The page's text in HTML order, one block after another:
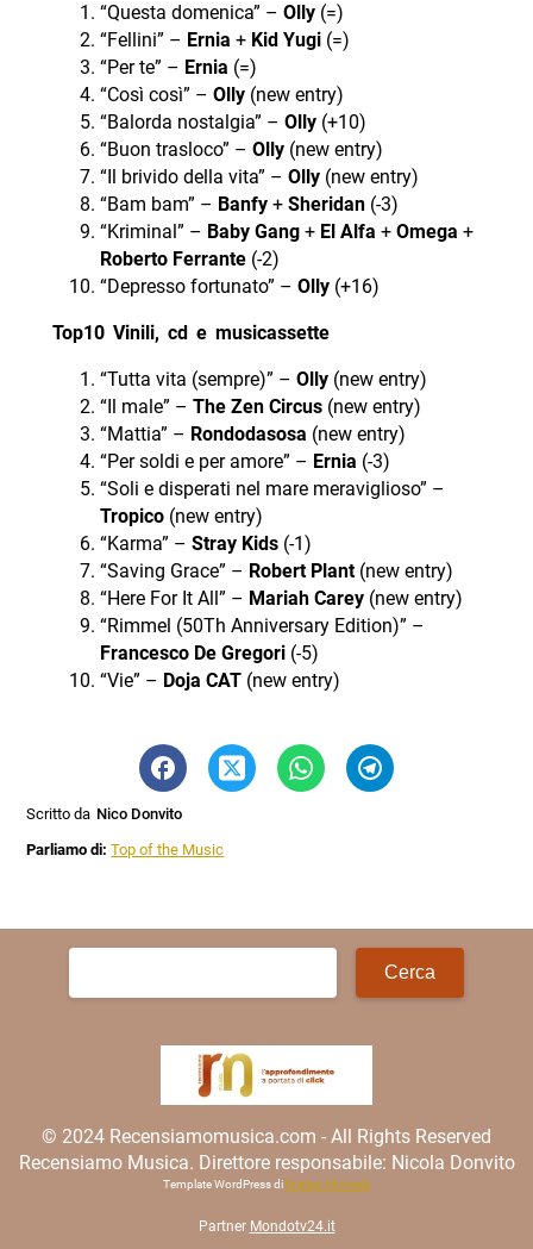
“Questa domenica” – Olly(=)
“Fellini” – Ernia + Kid Yugi(=)
“Per te” – Ernia (=)
“Così così” – Olly(new entry)
“Balorda nostalgia” – Olly(+10)
“Buon trasloco” – Olly(new entry)
“Il brivido della vita” – Olly(new entry)
“Bam bam” – Banfy+ Sheridan(-3)
“Kriminal” – Baby Gang +El Alfa + Omega +
Roberto Ferrante(-2)
“Depresso fortunato” – Olly(+16)
Top10 Vinili, cd e musicassette
“Tutta vita (sempre)” – Olly(new entry)
“Il male” – The Zen Circus(new entry)
“Mattia” – Rondodasosa (new entry)
“Per soldi e per amore” – Ernia (-3)
“Soli e disperati nel mare meraviglioso” –
Tropico(new entry)
“Karma” – Stray Kids(-1)
“Saving Grace” – Robert Plant(new entry)
“Here For It All” – Mariah Carey(new entry)
“Rimmel (50Th Anniversary Edition)” –
Francesco De Gregori (-5)
“Vie” – Doja CAT(new entry)
Scritto da Nico Donvito
Parliamo di:Top of the Music
Ricerca
© 2024 Recensiamomusica.com - All Rights Reserved
Recensiamo Musica. Direttore responsabile: Nicola Donvito
Template WordPress di Matteo Morreale
Partner Mondotv24.it